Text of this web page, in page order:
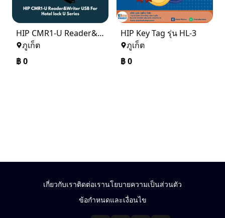
HIP CMR1-U Reader&Writer USB For Hotel lock U Series
ภูเก็ต
฿0
HIP Key Tag รุ่น HL-3
ภูเก็ต
฿0
เกี่ยวกับเราติดต่อเรานโยบายความเป็นส่วนตัว
ข้อกำหนดและเงื่อนไข